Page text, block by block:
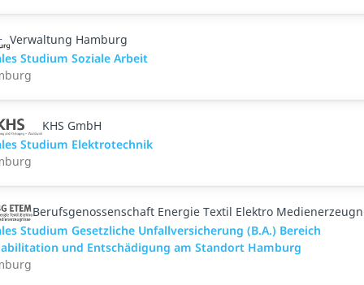
Verwaltung Hamburg
Studium Soziale Arbeit
KHS GmbH
Studium Elektrotechnik
Berufsgenossenschaft Energie Textil Elektro
Studium Gesetzliche Unfallversicherung (B.A.) Bereich
und Entschädigung am Standort Hamburg